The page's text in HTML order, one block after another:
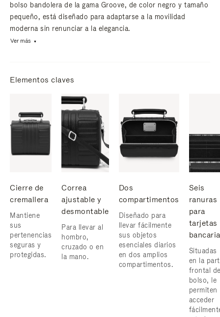
bolso bandolera de la gama Groove, de color negro y tamaño
pequeño, está diseñado para adaptarse a la movilidad
moderna sin renunciar a la elegancia.
Ver más
Elementos claves
Cierre de
cremallera
Mantiene
sus
pertenencias
seguras y
protegidas.
Correa
ajustable y
desmontable
Para llevar al
hombro,
cruzado o en
la mano.
Dos
compartimentos
Diseñado para
llevar fácilmente
sus objetos
esenciales diarios
en dos amplios
compartimentos.
Seis
ranuras
para
tarjetas
Situadas
en la
frontal
bolso, le
permiten
acceder